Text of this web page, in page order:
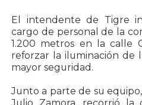
El intendente de Tigre
cargo de personal de la
1.200 metros en la calle
reforzar la iluminación de
mayor seguridad.
Junto a parte de su